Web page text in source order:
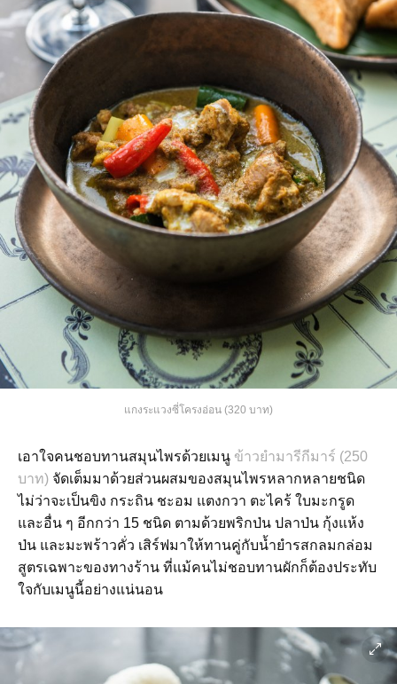
แกงระแวงซี่โครงอ่อน (320 บาท)
เอาใจคนชอบทานสมุนไพรด้วยเมนู ข้าวยำมารีกีมาร์ (250
บาท) จัดเต็มมาด้วยส่วนผสมของสมุนไพรหลากหลายชนิด
ไม่ว่าจะเป็นขิง กระถิน ชะอม แตงกวา ตะไคร้ ใบมะกรูด
และอื่น ๆ อีกกว่า 15 ชนิด ตามด้วยพริกป่น ปลาป่น กุ้งแห้ง
ป่น และมะพร้าวคั่ว เสิร์ฟมาให้ทานคู่กับน้ำยำรสกลมกล่อม
สูตรเฉพาะของทางร้าน ที่แม้คนไม่ชอบทานผักก็ต้องประทับ
ใจกับเมนูนี้อย่างแน่นอน